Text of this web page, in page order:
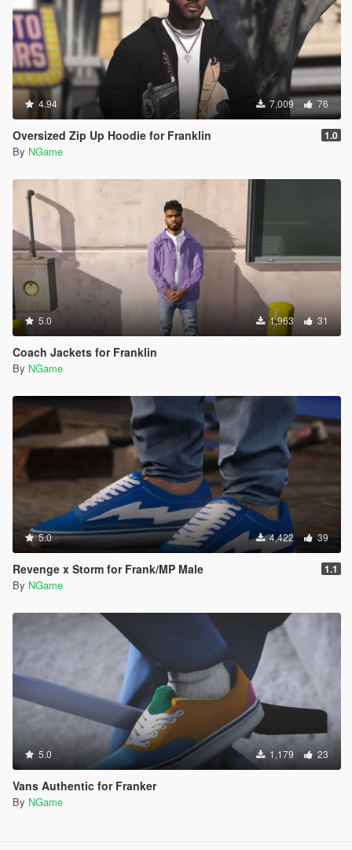
4.94 7,009 76
Oversized Zip Up Hoodie for Franklin 1.0
By NGame
5.0 1,963 31
Coach Jackets for Franklin
By NGame
5.0 4,422 39
Revenge x Storm for Frank/MP Male 1.1
By NGame
5.0 1,179 23
Vans Authentic for Franker
By NGame